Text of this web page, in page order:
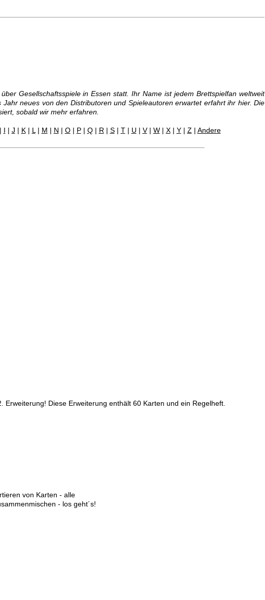
Gesellschaftsspiele in Essen statt. Ihr Name ist jedem Brettspielfan weltweit
neues von den Distributoren und Spieleautoren erwartet erfahrt ihr hier. Die
sobald wir mehr erfahren.
| I | J | K| L | M | N | O| P| Q| R | S| T| U | V| W| X| Y| Z | Andere
Diese Erweiterung enthält 60 Karten und ein Regelheft.
von Karten - alle
- los geht´s!